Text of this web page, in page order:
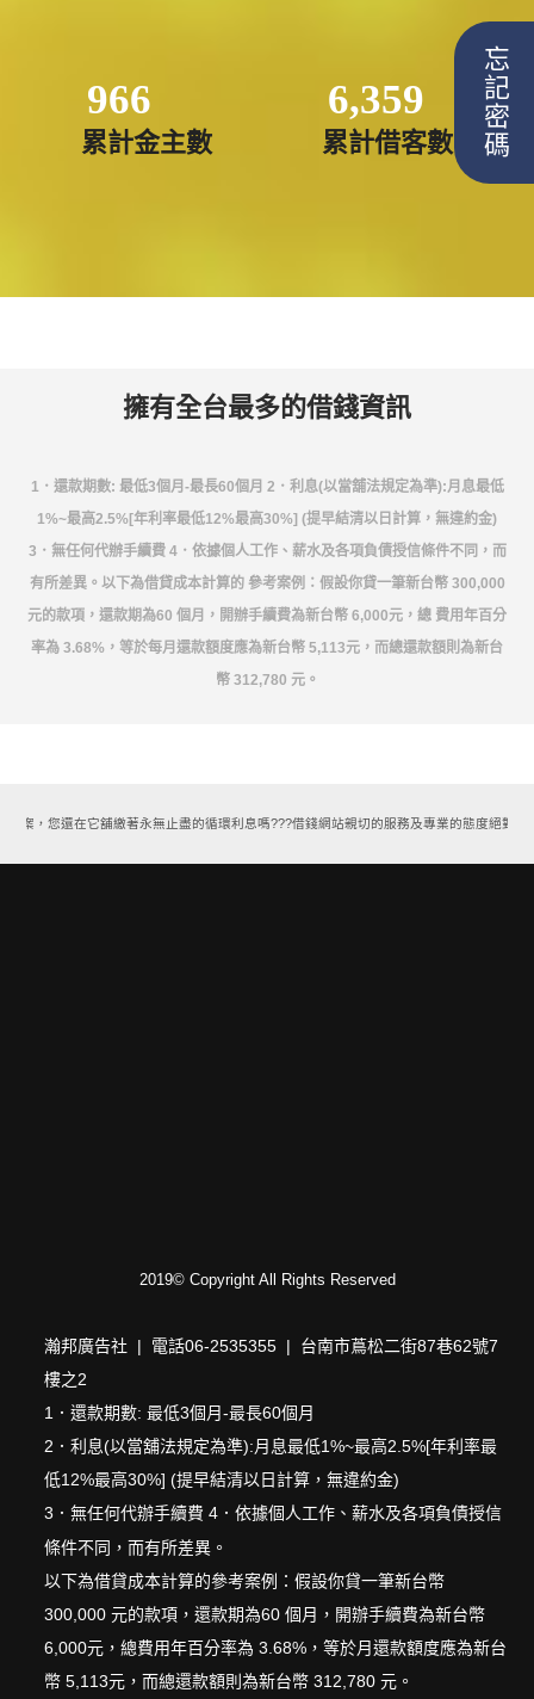
966
累計金主數
6,359
累計借客數
擁有全台最多的借錢資訊
1．還款期數: 最低3個月-最長60個月 2．利息(以當舖法規定為準):月息最低
1%~最高2.5%[年利率最低12%最高30%] (提早結清以日計算，無違約金)
3．無任何代辦手續費 4．依據個人工作、薪水及各項負債授信條件不同，而
有所差異。以下為借貸成本計算的 參考案例：假設你貸一筆新台幣 300,000
元的款項，還款期為60 個月，開辦手續費為新台幣 6,000元，總 費用年百分
率為 3.68%，等於每月還款額度應為新台幣 5,113元，而總還款額則為新台
幣 312,780 元。
忘記密碼
方案，您還在它舖繳著永無止盡的循環利息嗎???借錢網站親切的服務及專業的態度絕對
2019© Copyright All Rights Reserved
瀚邦廣告社 | 電話06-2535355 | 台南市蔦松二街87巷62號7
樓之2
1．還款期數: 最低3個月-最長60個月
2．利息(以當舖法規定為準):月息最低1%~最高2.5%[年利率最
低12%最高30%] (提早結清以日計算，無違約金)
3．無任何代辦手續費 4．依據個人工作、薪水及各項負債授信
條件不同，而有所差異。
以下為借貸成本計算的參考案例：假設你貸一筆新台幣
300,000 元的款項，還款期為60 個月，開辦手續費為新台幣
6,000元，總費用年百分率為 3.68%，等於月還款額度應為新台
幣 5,113元，而總還款額則為新台幣 312,780 元。